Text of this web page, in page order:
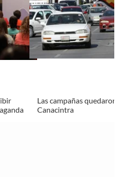
Las campañas quedaron
Canacintra